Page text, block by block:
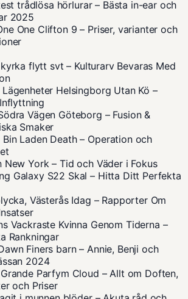
trådlösa hörlurar – Bästa in-ear och
2025
One Clifton 9 – Priser, varianter och
flytt svt – Kulturarv Bevaras Med
Helsingborg Utan Kö –
Vägen Göteborg – Fusion &
Smaker
Bin Laden Death – Operation och
New York – Tid och Väder i Fokus
Galaxy S22 Skal – Hitta Ditt Perfekta
Västerås Idag – Rapporter Om
Vackraste Kvinna Genom Tiderna –
Rankningar
Finers barn – Annie, Benji och
2024
Parfym Cloud – Allt om Doften,
och Priser